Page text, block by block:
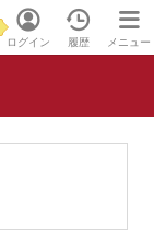
ログイン 履歴 メニュー